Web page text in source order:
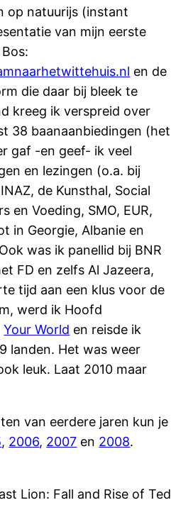
op natuurijs (instant
van mijn eerste
en de
die daar bij bleek te
kreeg ik verspreid over
38 baanaanbiedingen (het
gaf -en geef- ik veel
en lezingen (o.a. bij
de Kunsthal, Social
en Voeding, SMO, EUR,
in Georgie, Albanie en
was ik panellid bij BNR
FD en zelfs Al Jazeera,
tijd aan een klus voor de
werd ik Hoofd
Your World en reisde ik
landen. Het was weer
leuk. Laat 2010 maar
van eerdere jaren kun je
, 2006, 2007 en 2008.
Lion: Fall and Rise of Ted